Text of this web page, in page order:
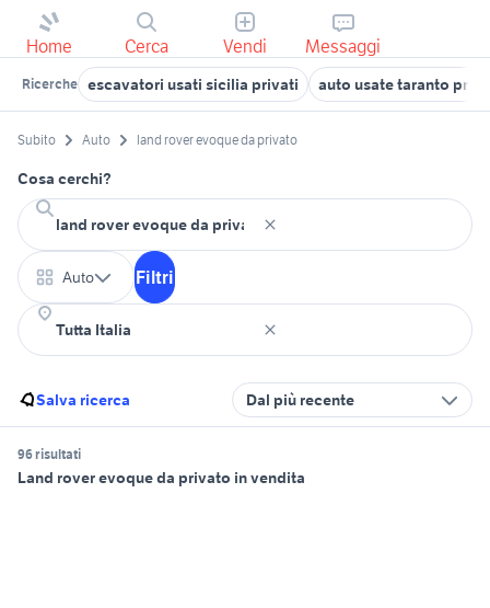
Home Cerca Vendi Messaggi
Ricerche escavatori usati sicilia privati auto usate taranto
Subito Auto land rover evoque da privato
Cosa cerchi?
Auto Filtri
Salva ricerca Dal più recente
96 risultati
Land rover evoque da privato in vendita